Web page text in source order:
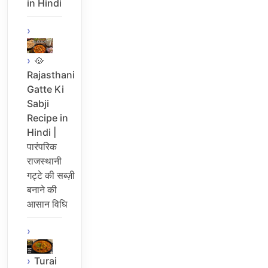
in Hindi
🥘
Rajasthani
Gatte Ki
Sabji
Recipe in
Hindi |
पारंपरिक
राजस्थानी
गट्टे की सब्ज़ी
बनाने की
आसान विधि
Turai